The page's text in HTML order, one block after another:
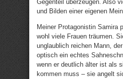
Gegenteil überzeugen. Also
und Bilden einer eigenen
Meiner Protagonistin Samira
wohl viele Frauen träumen.
unglaublich reichen Mann,
optisch ein echtes
wenn er deutlich älter ist als
kommen muss – sie angelt